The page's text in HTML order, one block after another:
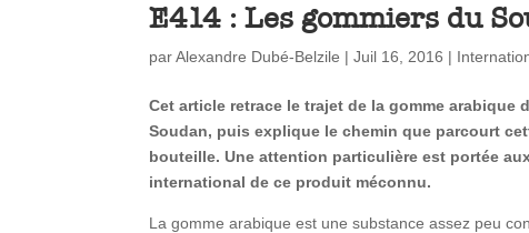
E414 : Les gommiers du
parAlexandre Dubé-Belzile |Juil 16, 2016 |
Cet article retrace le trajet de la gomme
Soudan, puis explique le chemin que parcourt
bouteille. Une attention particulière est portée
international de ce produit méconnu.
La gomme arabique est une substance assez peu